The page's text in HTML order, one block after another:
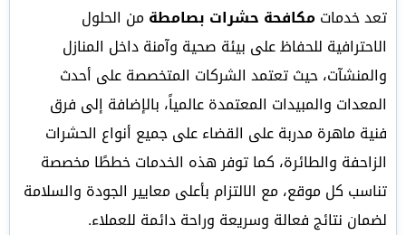
تعد خدماتمكافحة حشرات بصامطةمن الحلول
الاحترافية للحفاظ على بيئة صحية وآمنة داخل المنازل
والمنشآت، حيث تعتمد الشركات المتخصصة على أحدث
المعدات والمبيدات المعتمدة عالمياً، بالإضافة إلى فرق
فنية ماهرة مدربة على القضاء على جميع أنواع الحشرات
الزاحفة والطائرة، كما توفر هذه الخدمات خططًا مخصصة
تناسب كل موقع، مع الالتزام بأعلى معايير الجودة والسلامة
لضمان نتائج فعالة وسريعة وراحة دائمة للعملاء.